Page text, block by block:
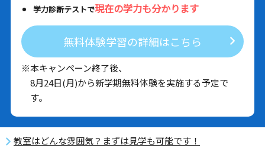
学力診断テストで現在の学力も分かります
無料体験学習の詳細はこちら
※本キャンペーン終了後、
8月24日(月)から新学期無料体験を実施する予定で
す。
教室はどんな雰囲気？まずは見学も可能です！